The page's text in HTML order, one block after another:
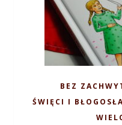
BEZ
ŚWIĘCI I